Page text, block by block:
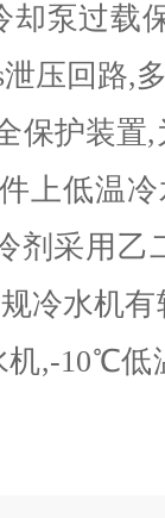
却泵过载
压回路,
保护装置,
上低温
剂采用乙
冷水机
,-10℃